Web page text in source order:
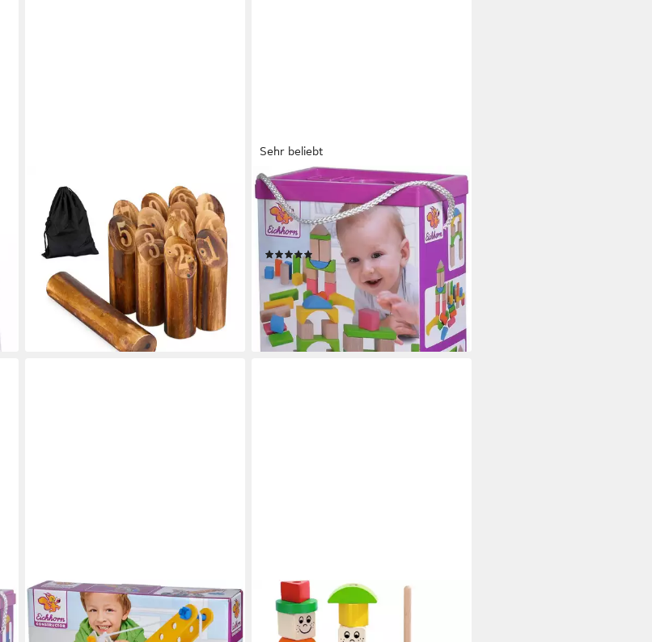
RELAXDAYS
Spielzeug-Gartenset Kubb
Wikingerspiel mit Tasche, (15-tlg)
14,99 €
UVP 29,99 €
-50%
lieferbar - in 3-4 Werktagen bei dir
Sehr beliebt
EICHHORN
Holzbausteine, natur/bunt
Spielbausteine, (60 St), Made in
Germany
ab 10,55 € UVP14,99 €
-30%
lieferbar - in 1-2 Werktagen bei dir
EICHHORN
Constructor Kranwagen, 70tlg.
Konstruktionsspielsteine, (70 St),
EICHHORN
Steckpuzzle Figuren-Steckpuzzle, 21
Puzzleteile, Made in Germany